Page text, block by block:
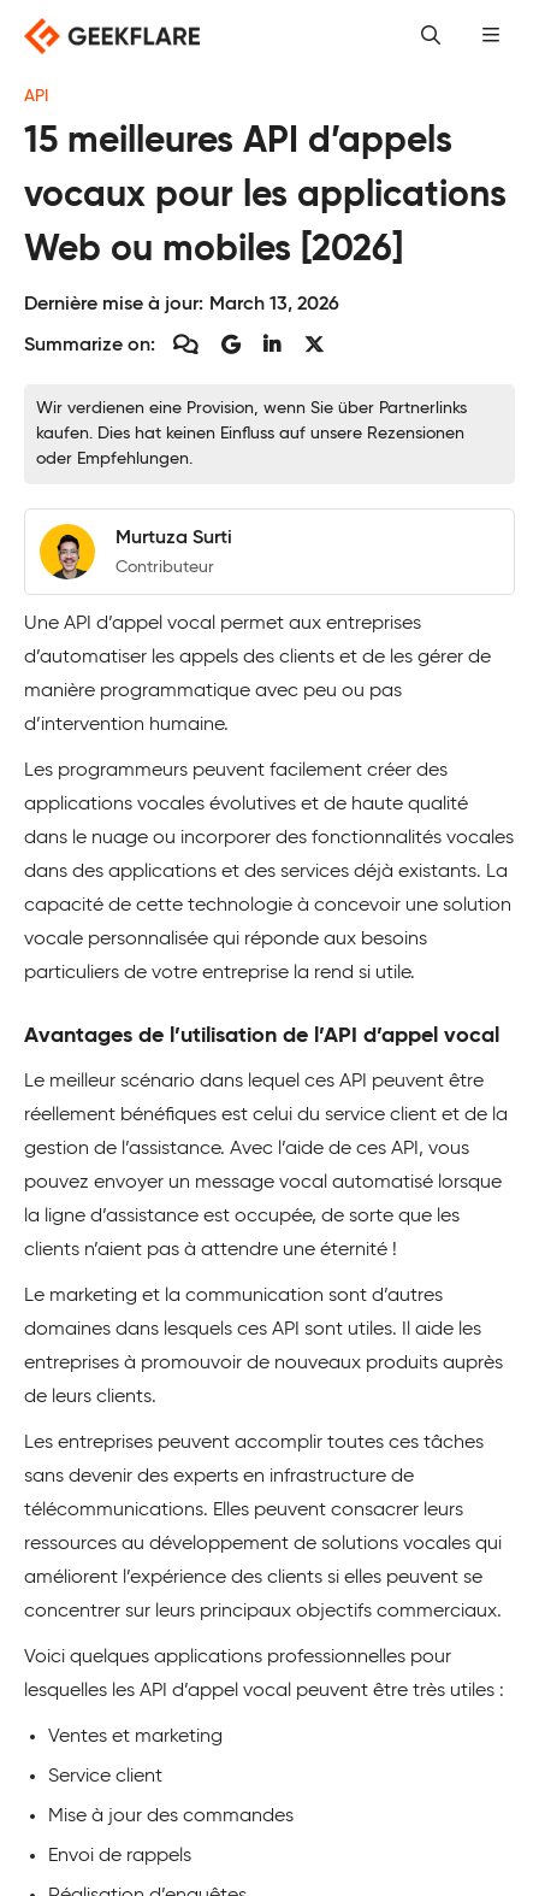
Skip
content
API
15 meilleures API d’appels
vocaux pour les applications
Web ou mobiles [2026]
Dernière mise à jour: March 13, 2026
Summarize on:
Wir verdienen eine Provision, wenn Sie über Partnerlinks
kaufen. Dies hat keinen Einfluss auf unsere Rezensionen
oder Empfehlungen.
Murtuza Surti
Contributeur
Une API d’appel vocal permet aux entreprises
d’automatiser les appels des clients et de les gérer de
manière programmatique avec peu ou pas
d’intervention humaine.
Les programmeurs peuvent facilement créer des
applications vocales évolutives et de haute qualité
dans le nuage ou incorporer des fonctionnalités vocales
dans des applications et des services déjà existants. La
capacité de cette technologie à concevoir une solution
vocale personnalisée qui réponde aux besoins
particuliers de votre entreprise la rend si utile.
Avantages de l’utilisation de l’API d’appel vocal
Le meilleur scénario dans lequel ces API peuvent être
réellement bénéfiques est celui du service client et de la
gestion de l’assistance. Avec l’aide de ces API, vous
pouvez envoyer un message vocal automatisé lorsque
la ligne d’assistance est occupée, de sorte que les
clients n’aient pas à attendre une éternité !
Le marketing et la communication sont d’autres
domaines dans lesquels ces API sont utiles. Il aide les
entreprises à promouvoir de nouveaux produits auprès
de leurs clients.
Les entreprises peuvent accomplir toutes ces tâches
sans devenir des experts en infrastructure de
télécommunications. Elles peuvent consacrer leurs
ressources au développement de solutions vocales qui
améliorent l’expérience des clients si elles peuvent se
concentrer sur leurs principaux objectifs commerciaux.
Voici quelques applications professionnelles pour
lesquelles les API d’appel vocal peuvent être très utiles :
Ventes et marketing
Service client
Mise à jour des commandes
Envoi de rappels